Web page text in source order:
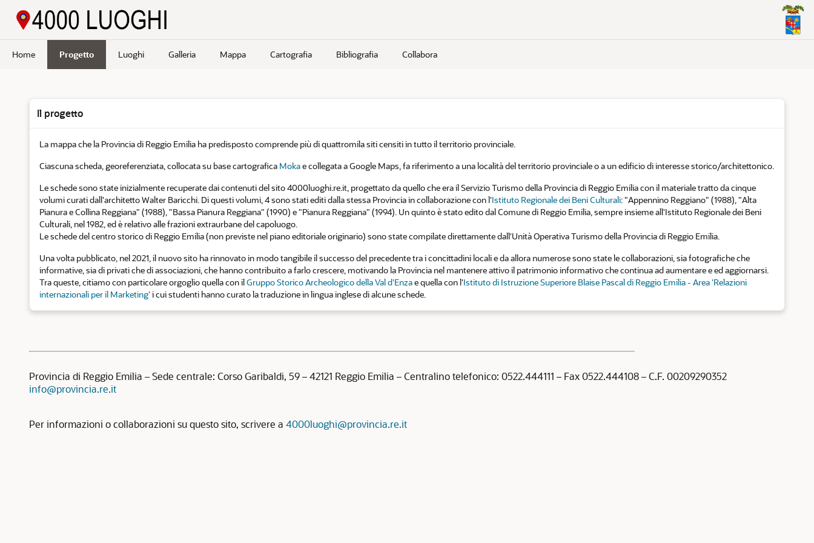
Home Progetto Luoghi Galleria Mappa Cartografia Bibliografia Collabora
Il progetto
La mappa che la Provincia di Reggio Emilia ha predisposto comprende più di quattromila siti censiti in tutto il territorio provinciale.
Ciascuna scheda, georeferenziata, collocata su base cartografica Mokae collegata a Google Maps, fa riferimento a una località del territorio provinciale o a un edificio di interesse storico/architettonico.
Le schede sono state inizialmente recuperate dai contenuti del sito 4000luoghi.re.it, progettato da quello che era il Servizio Turismo della Provincia di Reggio Emilia con il materiale tratto da cinque
volumi curati dall'architetto Walter Baricchi. Di questi volumi, 4 sono stati editi dalla stessa Provincia in collaborazione con l'Istituto Regionale dei Beni Culturali: "Appennino Reggiano" (1988), "Alta
Pianura e Collina Reggiana" (1988), "Bassa Pianura Reggiana" (1990) e "Pianura Reggiana" (1994). Un quinto è stato edito dal Comune di Reggio Emilia, sempre insieme all'Istituto Regionale dei Beni
Culturali, nel 1982, ed è relativo alle frazioni extraurbane del capoluogo.
Le schede del centro storico di Reggio Emilia (non previste nel piano editoriale originario) sono state compilate direttamente dall'Unità Operativa Turismo della Provincia di Reggio Emilia.
Una volta pubblicato, nel 2021, il nuovo sito ha rinnovato in modo tangibile il successo del precedente tra i concittadini locali e da allora numerose sono state le collaborazioni, sia fotografiche che
informative, sia di privati che di associazioni, che hanno contribuito a farlo crescere, motivando la Provincia nel mantenere attivo il patrimonio informativo che continua ad aumentare e ed aggiornarsi.
Tra queste, citiamo con particolare orgoglio quella con ilGruppo Storico Archeologico della Val d'Enzae quella con l'Istituto di Istruzione Superiore Blaise Pascal di Reggio Emilia - Area 'Relazioni
internazionali per il Marketing'i cui studenti hanno curato la traduzione in lingua inglese di alcune schede.
Provincia di Reggio Emilia – Sede centrale: Corso Garibaldi, 59 – 42121 Reggio Emilia – Centralino telefonico: 0522.444111 – Fax 0522.444108 – C.F. 00209290352
info@provincia.re.it
Per informazioni o collaborazioni su questo sito, scrivere a 4000luoghi@provincia.re.it